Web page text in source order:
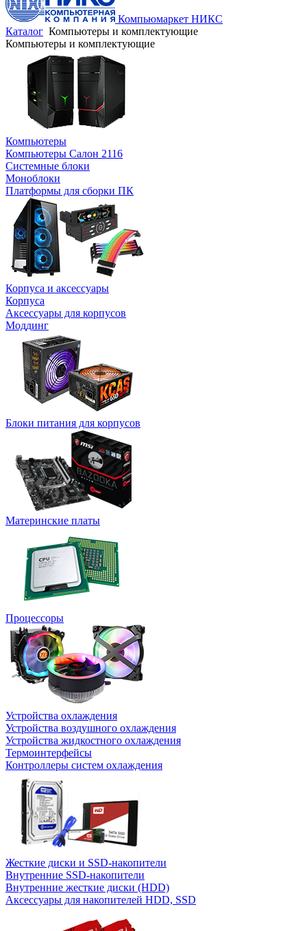
Компьюмаркет НИКС
Каталог Компьютеры и комплектующие
Компьютеры и комплектующие
Компьютеры
Компьютеры Салон 2116
Системные блоки
Моноблоки
Платформы для сборки ПК
Корпуса и аксессуары
Корпуса
Аксессуары для корпусов
Моддинг
Блоки питания для корпусов
Материнские платы
Процессоры
Устройства охлаждения
Устройства воздушного охлаждения
Устройства жидкостного охлаждения
Термоинтерфейсы
Контроллеры систем охлаждения
Жесткие диски и SSD-накопители
Внутренние SSD-накопители
Внутренние жесткие диски (HDD)
Аксессуары для накопителей HDD, SSD